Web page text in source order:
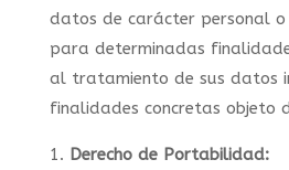
datos de carácter personal o
para determinadas
al tratamiento de sus datos
finalidades concretas objeto
Derecho de Portabilidad: